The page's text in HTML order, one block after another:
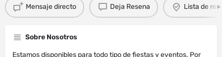
Mensaje directo Deja Resena Lista de
Sobre Nosotros
Estamos disponibles para todo tipo de fiestas y eventos. Por